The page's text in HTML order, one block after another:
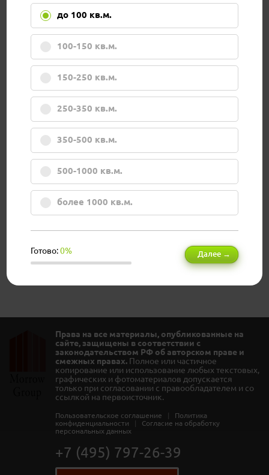
Права на все материалы, опубликованные на
сайте, защищены в соответствии с
законодательством РФ об авторском праве и
смежных правах. Полное или частичное
копирование или использование любых текстовых,
графических и фотоматериалов допускается
только при согласовании с правообладателем и со
ссылкой на первоисточник.
Пользовательское соглашение |
Политика
конфиденциальности
|
Согласие на обработку
персональных данных
+7 (495) 797-26-39
до 100 кв.м.
100-150 кв.м.
150-250 кв.м.
250-350 кв.м.
350-500 кв.м.
500-1000 кв.м.
более 1000 кв.м.
Готово:0% Далее →